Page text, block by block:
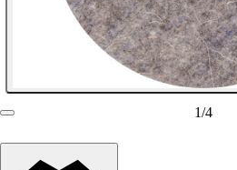
1/4